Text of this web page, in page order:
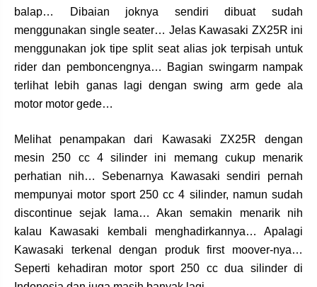
balap… Dibaian joknya sendiri dibuat sudah
menggunakan single seater… Jelas Kawasaki ZX25R ini
menggunakan jok tipe split seat alias jok terpisah untuk
rider dan pemboncengnya… Bagian swingarm nampak
terlihat lebih ganas lagi dengan swing arm gede ala
motor motor gede…
Melihat penampakan dari Kawasaki ZX25R dengan
mesin 250 cc 4 silinder ini memang cukup menarik
perhatian nih… Sebenarnya Kawasaki sendiri pernah
mempunyai motor sport 250 cc 4 silinder, namun sudah
discontinue sejak lama… Akan semakin menarik nih
kalau Kawasaki kembali menghadirkannya… Apalagi
Kawasaki terkenal dengan produk first moover-nya…
Seperti kehadiran motor sport 250 cc dua silinder di